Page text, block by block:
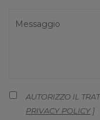
AUTORIZZO IL
PRIVACY POLICY ]